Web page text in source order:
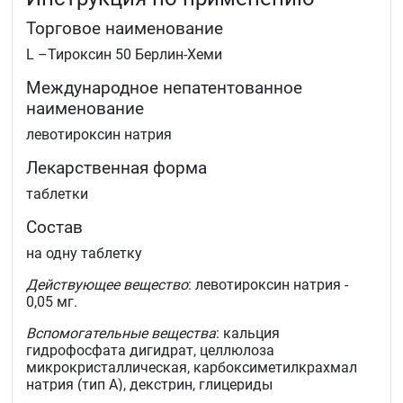
средствами (в виде комбинированной или
монотерапии)
в качестве диагностического средства при
проведении теста тиреоидной супрессии.
Торговое наименование
L –Тироксин 50 Берлин-Хеми
Международное непатентованное
наименование
левотироксин натрия
Лекарственная форма
таблетки
Состав
на одну таблетку
Действующее вещество: левотироксин натрия -
0,05 мг.
Вспомогательные вещества: кальция
гидрофосфата дигидрат, целлюлоза
микрокристаллическая, карбоксиметилкрахмал
натрия (тип А), декстрин, глицериды